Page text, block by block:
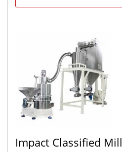
Impact Classified Mill